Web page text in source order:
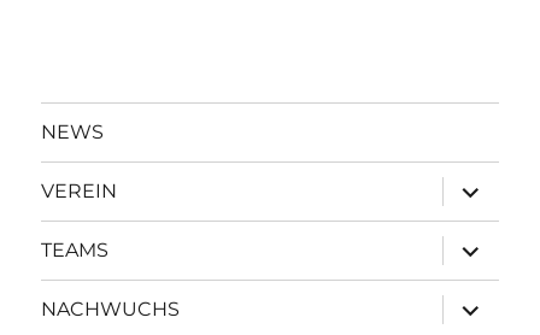
NEWS
VEREIN
öffnen
TEAMS
öffnen
NACHWUCHS
öffnen